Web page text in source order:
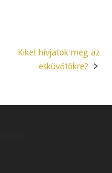
Kiket hívjatok meg az
esküvőtökre?